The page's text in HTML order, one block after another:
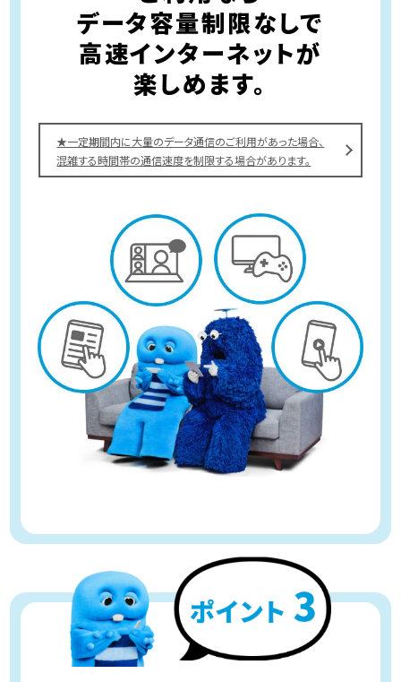
データ容量制限なしで
高速インターネットが
楽しめます。
★一定期間内に大量のデータ通信のご利用があった場合、
混雑する時間帯の通信速度を制限する場合があります。